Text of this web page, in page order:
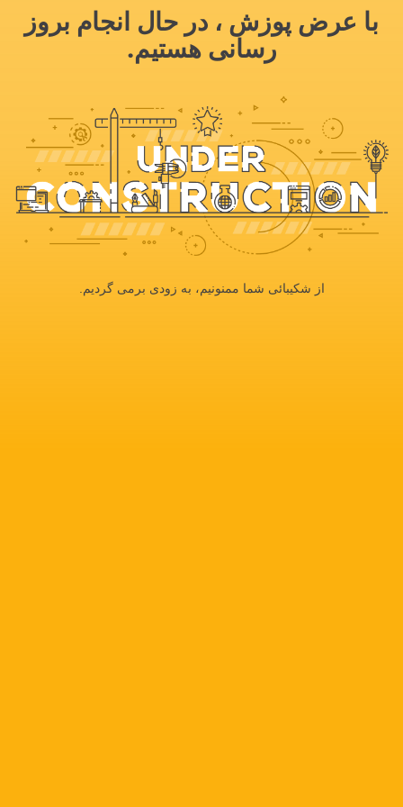
با عرض پوزش ، در حال انجام بروز
رسانی هستیم.
از شکیبائی شما ممنونیم، به زودی برمی گردیم.